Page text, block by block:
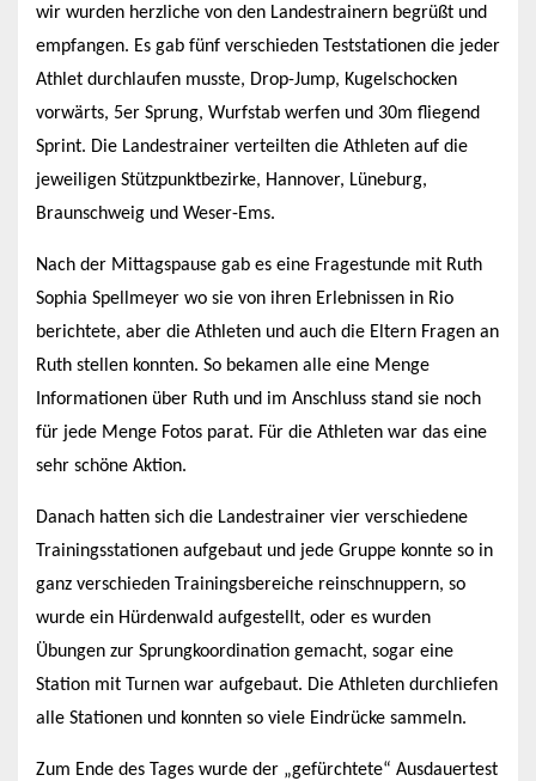
wir wurden herzliche von den Landestrainern begrüßt und
empfangen. Es gab fünf verschieden Teststationen die jeder
Athlet durchlaufen musste, Drop-Jump, Kugelschocken
vorwärts, 5er Sprung, Wurfstab werfen und 30m fliegend
Sprint. Die Landestrainer verteilten die Athleten auf die
jeweiligen Stützpunktbezirke, Hannover, Lüneburg,
Braunschweig und Weser-Ems.
Nach der Mittagspause gab es eine Fragestunde mit Ruth
Sophia Spellmeyer wo sie von ihren Erlebnissen in Rio
berichtete, aber die Athleten und auch die Eltern Fragen an
Ruth stellen konnten. So bekamen alle eine Menge
Informationen über Ruth und im Anschluss stand sie noch
für jede Menge Fotos parat. Für die Athleten war das eine
sehr schöne Aktion.
Danach hatten sich die Landestrainer vier verschiedene
Trainingsstationen aufgebaut und jede Gruppe konnte so in
ganz verschieden Trainingsbereiche reinschnuppern, so
wurde ein Hürdenwald aufgestellt, oder es wurden
Übungen zur Sprungkoordination gemacht, sogar eine
Station mit Turnen war aufgebaut. Die Athleten durchliefen
alle Stationen und konnten so viele Eindrücke sammeln.
Zum Ende des Tages wurde der „gefürchtete“ Ausdauertest